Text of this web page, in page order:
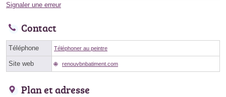
Signaler une erreur
Contact
Téléphone Téléphoner au peintre
Site web renouvbnbatiment.com
Plan et adresse